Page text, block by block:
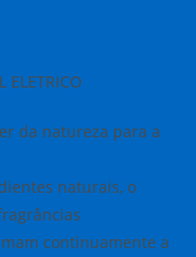
ELETRICO
da natureza para a
naturais, o
continuamente a